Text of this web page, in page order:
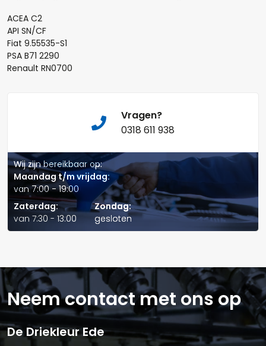
ACEA C2
API SN/CF
Fiat 9.55535-S1
PSA B71 2290
Renault RN0700
Vragen?
0318 611 938
Wij zijn bereikbaar op:
Maandag t/m vrijdag:
van 7:00 - 19:00
Zaterdag:
van 7:30 - 13:00
Zondag:
gesloten
Naam*
Telefoonnummer:
E-mail:*
Neem contact met ons op
De Driekleur Ede